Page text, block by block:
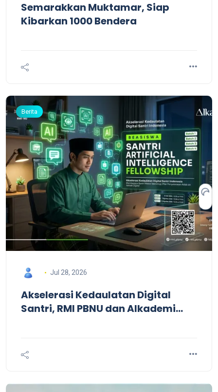
Semarakkan Muktamar, Siap
Kibarkan 1000 Bendera
Berita
Jul 28, 2026
Akselerasi Kedaulatan Digital
Santri, RMI PBNU dan Alkademi